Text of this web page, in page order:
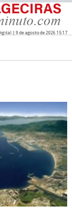
| 9 de agosto de 2026 15:17